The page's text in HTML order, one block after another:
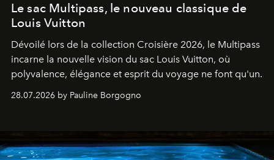
Le sac Multipass, le nouveau classique de
Louis Vuitton
Dévoilé lors de la collection Croisière 2026, le Multipass
incarne la nouvelle vision du sac Louis Vuitton, où
polyvalence, élégance et esprit du voyage ne font qu'un.
28.07.2026 by Pauline Borgogno